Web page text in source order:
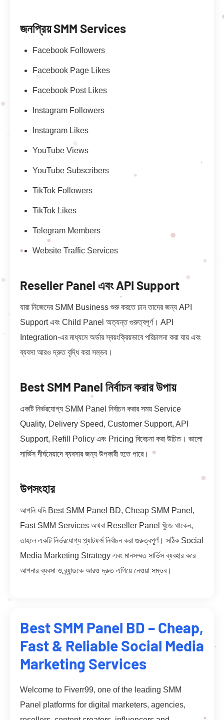
জনপ্রিয় SMM Services
Facebook Followers
Facebook Page Likes
Facebook Post Likes
Instagram Followers
Instagram Likes
YouTube Views
YouTube Subscribers
TikTok Followers
TikTok Likes
Telegram Members
Website Traffic Services
Reseller Panel এবং API Support
যারা নিজেদের SMM Business শুরু করতে চান তাদের জন্য API
Support এবং Child Panel অত্যন্ত গুরুত্বপূর্ণ। API
Integration-এর মাধ্যমে অর্ডার স্বয়ংক্রিয়ভাবে পরিচালনা করা যায় এবং
ব্যবসা আরও দ্রুত বৃদ্ধি করা সম্ভব।
Best SMM Panel নির্বাচন করার উপায়
একটি নির্ভরযোগ্য SMM Panel নির্বাচন করার সময় Service
Quality, Delivery Speed, Customer Support, API
Support, Refill Policy এবং Pricing বিবেচনা করা উচিত। ভালো
সার্ভিস দীর্ঘমেয়াদে ব্যবসার জন্য উপকারী হতে পারে।
উপসংহার
আপনি যদি Best SMM Panel BD, Cheap SMM Panel,
Fast SMM Services অথবা Reseller Panel খুঁজে থাকেন,
তাহলে একটি নির্ভরযোগ্য প্ল্যাটফর্ম নির্বাচন করা গুরুত্বপূর্ণ। সঠিক Social
Media Marketing Strategy এবং মানসম্মত সার্ভিস ব্যবহার করে
আপনার ব্যবসা ও ব্র্যান্ডকে আরও দ্রুত এগিয়ে নেওয়া সম্ভব।
Best SMM Panel BD – Cheap,
Fast & Reliable Social Media
Marketing Services
Welcome to Fiverr99, one of the leading SMM
Panel platforms for digital marketers, agencies,